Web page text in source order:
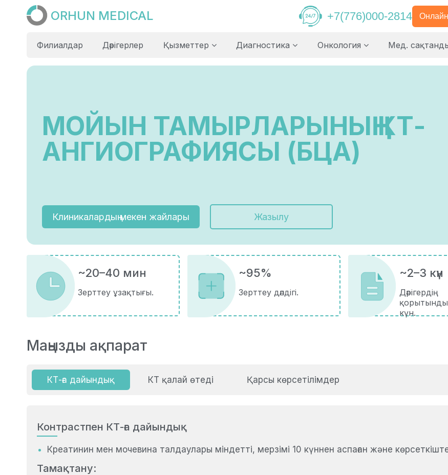
ORHUN MEDICAL +7(776)000-2814
Филиалдар Дәрігерлер Қызметтер Диагностика Онкология Мед.
МОЙЫН ТАМЫРЛАРЫНЫҢ КТ-
АНГИОГРАФИЯСЫ (БЦА)
Клиникалардың мекен жайлары Жазылу
~20–40 мин
Зерттеу ұзақтығы.
~95%
Зерттеу дәлдігі.
~2–3 күн
Дәрігердің
күн.
Маңызды ақпарат
КТ-ға дайындық КТ қалай өтеді Қарсы көрсетілімдер
Контрастпен КТ-ға дайындық
Креатинин мен мочевина талдаулары міндетті, мерзімі 10 күннен аспаған және
Тамақтану: